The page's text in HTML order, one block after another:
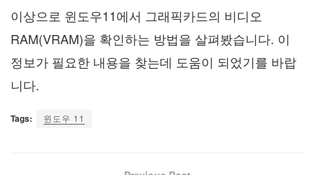
이상으로 윈도우11에서 그래픽카드의 비디오
RAM(VRAM)을 확인하는 방법을 살펴봤습니다. 이
정보가 필요한 내용을 찾는데 도움이 되었기를 바랍
니다.
Tags: 윈도우 11